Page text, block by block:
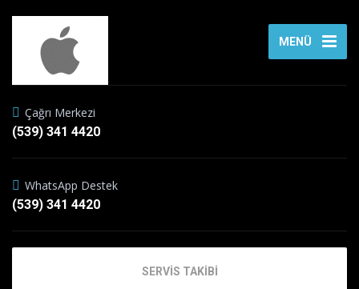
MENÜ
Çağrı Merkezi
(539) 341 4420
WhatsApp Destek
(539) 341 4420
SERVİS TAKİBİ